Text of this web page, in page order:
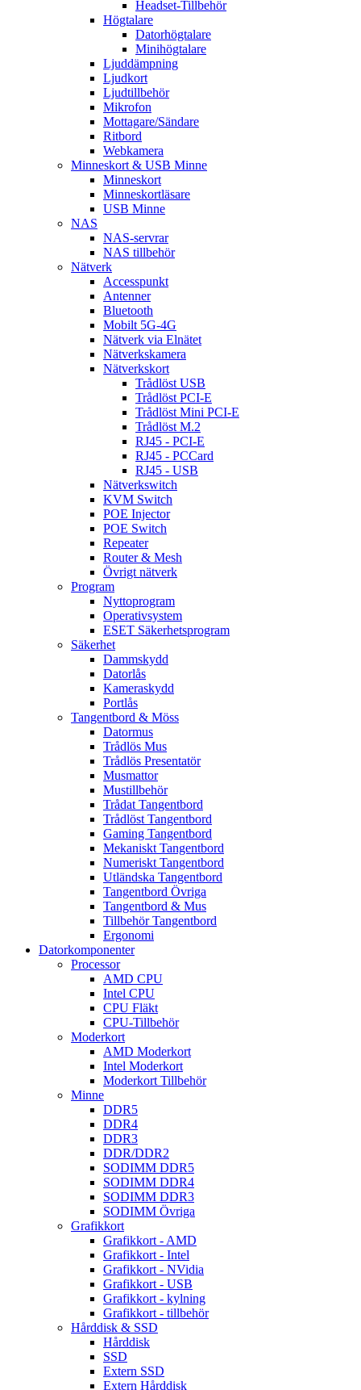
Headset-Tillbehör
Högtalare
Datorhögtalare
Minihögtalare
Ljuddämpning
Ljudkort
Ljudtillbehör
Mikrofon
Mottagare/Sändare
Ritbord
Webkamera
Minneskort & USB Minne
Minneskort
Minneskortläsare
USB Minne
NAS
NAS-servrar
NAS tillbehör
Nätverk
Accesspunkt
Antenner
Bluetooth
Mobilt 5G-4G
Nätverk via Elnätet
Nätverkskamera
Nätverkskort
Trådlöst USB
Trådlöst PCI-E
Trådlöst Mini PCI-E
Trådlöst M.2
RJ45 - PCI-E
RJ45 - PCCard
RJ45 - USB
Nätverkswitch
KVM Switch
POE Injector
POE Switch
Repeater
Router & Mesh
Övrigt nätverk
Program
Nyttoprogram
Operativsystem
ESET Säkerhetsprogram
Säkerhet
Dammskydd
Datorlås
Kameraskydd
Portlås
Tangentbord & Möss
Datormus
Trådlös Mus
Trådlös Presentatör
Musmattor
Mustillbehör
Trådat Tangentbord
Trådlöst Tangentbord
Gaming Tangentbord
Mekaniskt Tangentbord
Numeriskt Tangentbord
Utländska Tangentbord
Tangentbord Övriga
Tangentbord & Mus
Tillbehör Tangentbord
Ergonomi
Datorkomponenter
Processor
AMD CPU
Intel CPU
CPU Fläkt
CPU-Tillbehör
Moderkort
AMD Moderkort
Intel Moderkort
Moderkort Tillbehör
Minne
DDR5
DDR4
DDR3
DDR/DDR2
SODIMM DDR5
SODIMM DDR4
SODIMM DDR3
SODIMM Övriga
Grafikkort
Grafikkort - AMD
Grafikkort - Intel
Grafikkort - NVidia
Grafikkort - USB
Grafikkort - kylning
Grafikkort - tillbehör
Hårddisk & SSD
Hårddisk
SSD
Extern SSD
Extern Hårddisk